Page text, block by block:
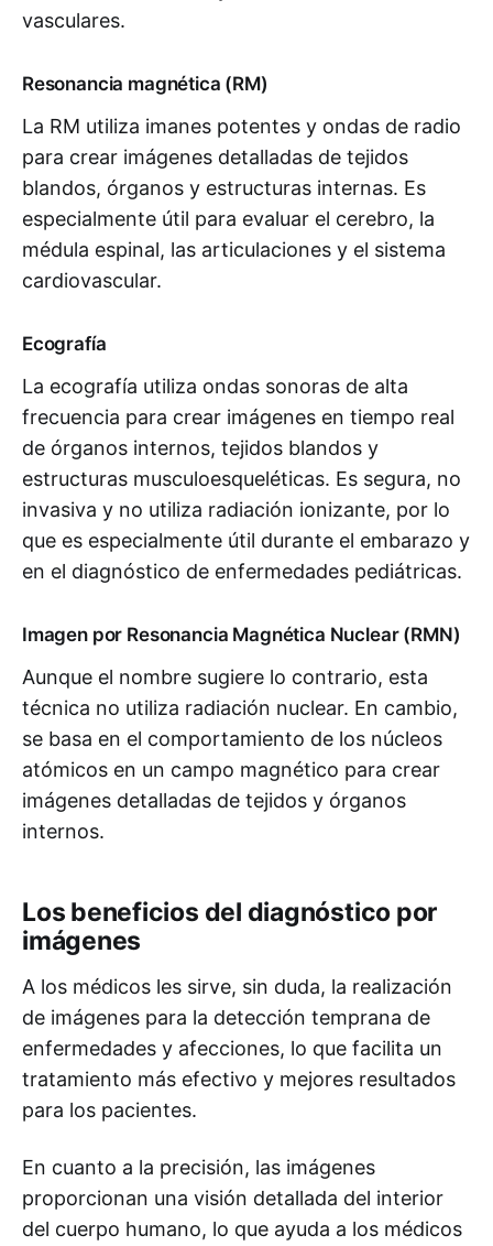
vasculares.
Resonancia magnética (RM)
La RM utiliza imanes potentes y ondas de radio
para crear imágenes detalladas de tejidos
blandos, órganos y estructuras internas. Es
especialmente útil para evaluar el cerebro, la
médula espinal, las articulaciones y el sistema
cardiovascular.
Ecografía
La ecografía utiliza ondas sonoras de alta
frecuencia para crear imágenes en tiempo real
de órganos internos, tejidos blandos y
estructuras musculoesqueléticas. Es segura, no
invasiva y no utiliza radiación ionizante, por lo
que es especialmente útil durante el embarazo y
en el diagnóstico de enfermedades pediátricas.
Imagen por Resonancia Magnética Nuclear (RMN)
Aunque el nombre sugiere lo contrario, esta
técnica no utiliza radiación nuclear. En cambio,
se basa en el comportamiento de los núcleos
atómicos en un campo magnético para crear
imágenes detalladas de tejidos y órganos
internos.
Los beneficios del diagnóstico por
imágenes
A los médicos les sirve, sin duda, la realización
de imágenes para la detección temprana de
enfermedades y afecciones, lo que facilita un
tratamiento más efectivo y mejores resultados
para los pacientes.
En cuanto a la precisión, las imágenes
proporcionan una visión detallada del interior
del cuerpo humano, lo que ayuda a los médicos